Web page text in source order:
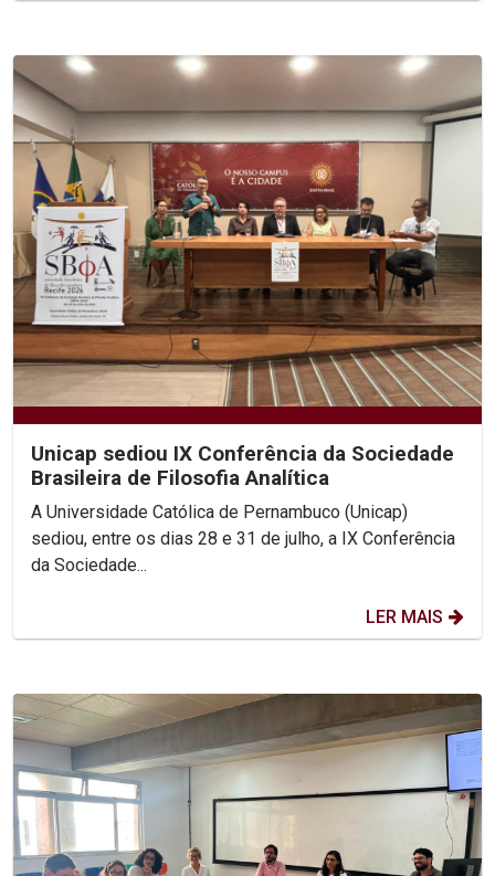
Unicap sediou IX Conferência da Sociedade
Brasileira de Filosofia Analítica
A Universidade Católica de Pernambuco (Unicap)
sediou, entre os dias 28 e 31 de julho, a IX Conferência
da Sociedade...
LER MAIS